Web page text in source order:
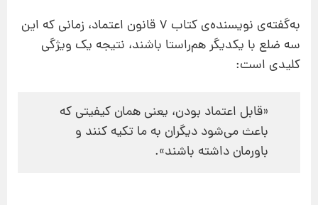
به‌گفته‌ی نویسنده‌ی کتاب 7 قانون اعتماد، زمانی که این
سه ضلع با یکدیگر هم‌راستا باشند، نتیجه یک ویژگی
کلیدی است:
«قابل اعتماد بودن، یعنی همان کیفیتی که
باعث می‌شود دیگران به ما تکیه کنند و
باورمان داشته باشند».